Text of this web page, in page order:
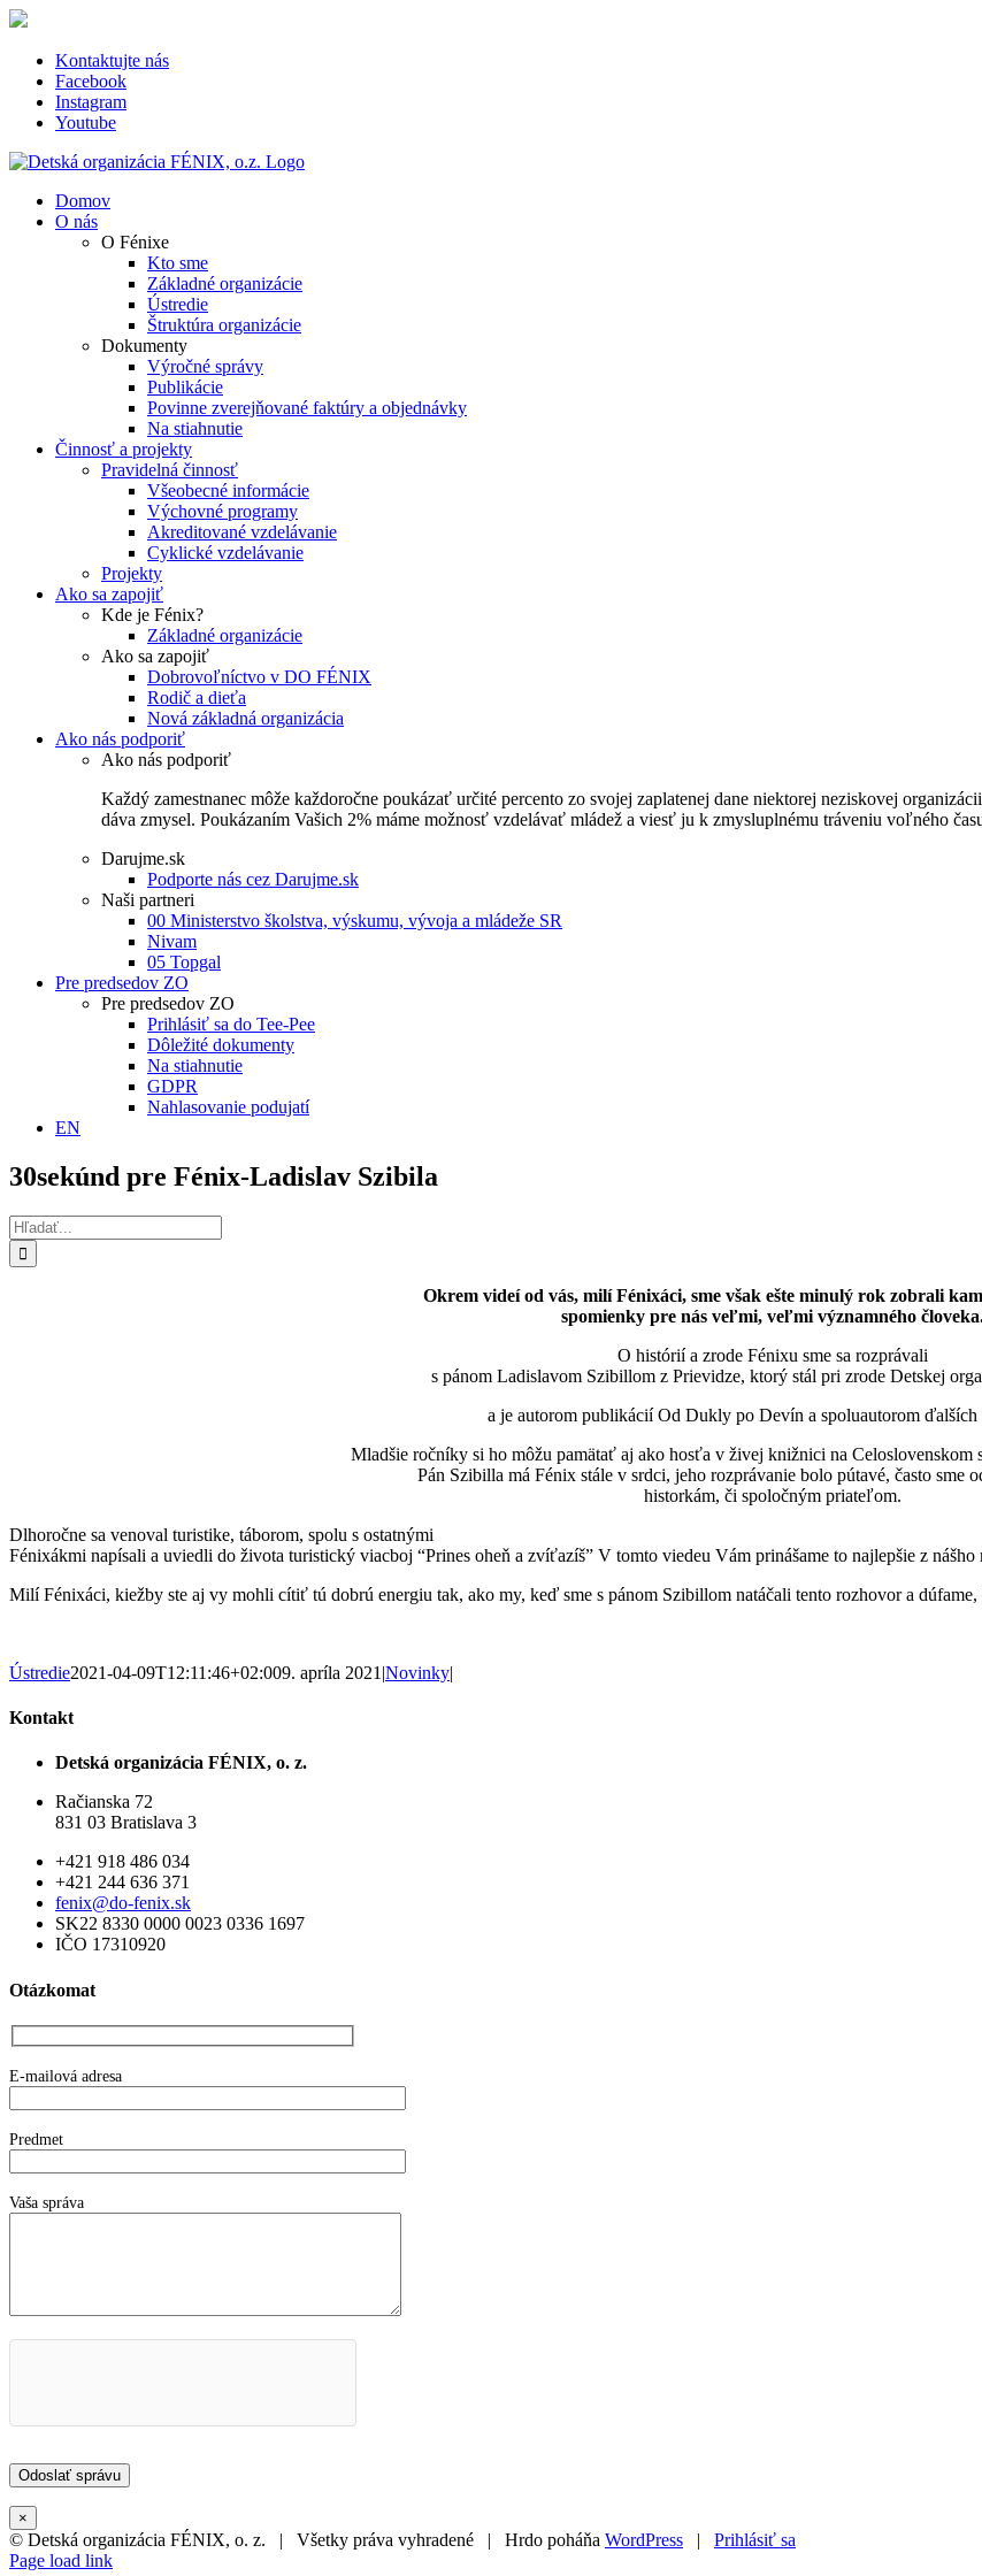
Skip
contentKontaktujte nás
Facebook
Instagram
Youtube
Domov
O nás
O Fénixe
Kto sme
Základné organizácie
Ústredie
Štruktúra organizácie
Dokumenty
Výročné správy
Publikácie
Povinne zverejňované faktúry a objednávky
Na stiahnutie
Činnosť a projekty
Pravidelná činnosť
Všeobecné informácie
Výchovné programy
Akreditované vzdelávanie
Cyklické vzdelávanie
Projekty
Ako sa zapojiť
Kde je Fénix?
Základné organizácie
Ako sa zapojiť
Dobrovoľníctvo v DO FÉNIX
Rodič a dieťa
Nová základná organizácia
Ako nás podporiť
Ako nás podporiť
Každý zamestnanec môže každoročne poukázať určité percento zo svojej zaplatenej dane niektorej neziskovej
dáva zmysel. Poukázaním Vašich 2% máme možnosť vzdelávať mládež a viesť ju k zmysluplnému tráveniu voľného
Darujme.sk
Podporte nás cez Darujme.sk
Naši partneri
00 Ministerstvo školstva, výskumu, vývoja a mládeže SR
Nivam
05 Topgal
Pre predsedov ZO
Pre predsedov ZO
Prihlásiť sa do Tee-Pee
Dôležité dokumenty
Na stiahnutie
GDPR
Nahlasovanie podujatí
EN
30sekúnd pre Fénix-Ladislav Szibila
Hľadať:
Okrem videí od vás, milí Fénixáci, sme však ešte minulý rok zobrali
spomienky pre nás veľmi, veľmi významného
O histórií a zrode Fénixu sme sa rozprávali
s pánom Ladislavom Szibillom z Prievidze, ktorý stál pri zrode Detskej
a je autorom publikácií Od Dukly po Devín a spoluautorom
Mladšie ročníky si ho môžu pamätať aj ako hosťa v živej knižnici na
Pán Szibilla má Fénix stále v srdci, jeho rozprávanie bolo pútavé, často sme
historkám, či spoločným priateľom.
Dlhoročne sa venoval turistike, táborom, spolu s ostatnými
Fénixákmi napísali a uviedli do života turistický viacboj “Prines oheň a zvíťazíš” V tomto viedeu Vám prinášame to najlepšie z nášho
Milí Fénixáci, kiežby ste aj vy mohli cítiť tú dobrú energiu tak, ako my, keď sme s pánom Szibillom natáčali tento rozhovor a
Ústredie2021-04-09T12:11:46+02:009. apríla 2021 |Novinky|
Kontakt
Detská organizácia FÉNIX, o. z.
Račianska 72
831 03 Bratislava 3
+421 918 486 034
+421 244 636 371
fenix@do-fenix.sk
SK22 8330 0000 0023 0336 1697
IČO 17310920
Otázkomat
E-mailová adresa
Predmet
Vaša správa
×
© Detská organizácia FÉNIX, o. z. | Všetky práva vyhradené | Hrdo poháňa WordPress
Prihlásiť sa
Page load link